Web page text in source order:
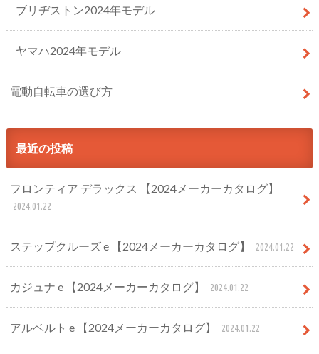
ブリヂストン2024年モデル
ヤマハ2024年モデル
電動自転車の選び方
最近の投稿
フロンティア デラックス 【2024メーカーカタログ】
2024.01.22
ステップクルーズ e 【2024メーカーカタログ】 2024.01.22
カジュナ e 【2024メーカーカタログ】 2024.01.22
アルベルト e 【2024メーカーカタログ】 2024.01.22